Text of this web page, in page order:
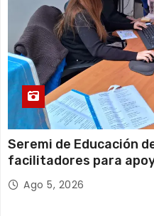
Seremi de Educación
facilitadores para
Escolar 2027
Ago 5, 2026